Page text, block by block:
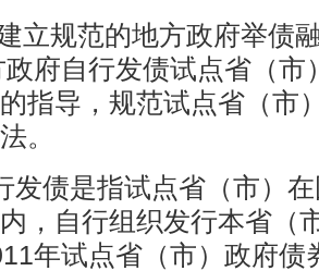
立规范的地方政府举债
府自行发债试点省（市
指导，规范试点省（市
。
发债是指试点省（市）
，自行组织发行本省（
年试点省（市）政府债